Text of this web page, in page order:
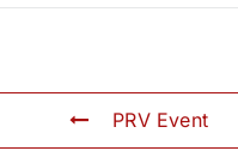
PRV Event